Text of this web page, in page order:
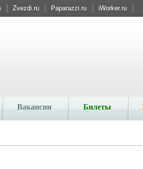
Zvezdi.ru Paparazzi.ru iWorker.ru
Вакансии Билеты